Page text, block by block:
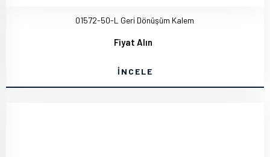
01572-50-L Geri Dönüşüm Kalem
Fiyat Alın
İNCELE